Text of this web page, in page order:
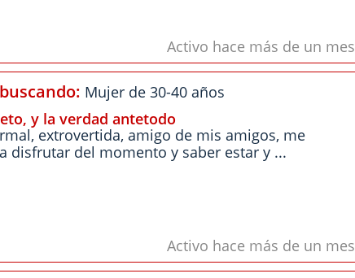
Activo hace más de un mes
Mujer de 30-40 años
y la verdad antetodo
extrovertida, amigo de mis amigos, me
disfrutar del momento y saber estar y ...
Activo hace más de un mes